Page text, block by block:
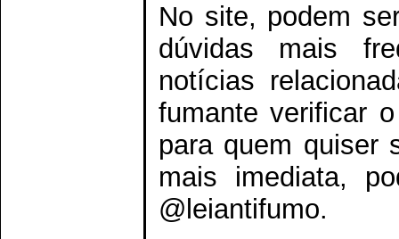
No site, podem
dúvidas mais
notícias
fumante verificar
para quem quiser
mais imediata,
@leiantifumo.